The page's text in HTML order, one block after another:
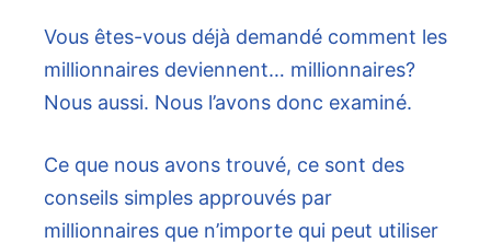
Vous êtes-vous déjà demandé comment les
millionnaires deviennent… millionnaires?
Nous aussi. Nous l’avons donc examiné.
Ce que nous avons trouvé, ce sont des
conseils simples approuvés par
millionnaires que n’importe qui peut utiliser